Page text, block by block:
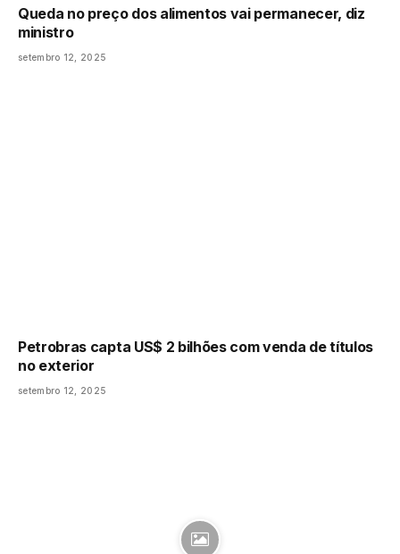
Queda no preço dos alimentos vai permanecer, diz
ministro
setembro 12, 2025
Petrobras capta US$ 2 bilhões com venda de títulos
no exterior
setembro 12, 2025